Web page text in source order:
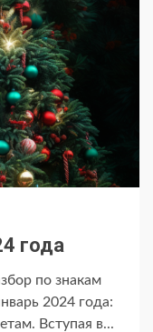
года
по знакам
2024 года:
Вступая в...